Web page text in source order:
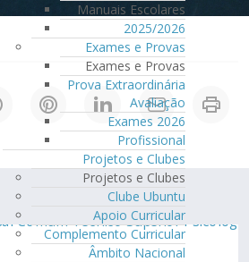
Manuais Escolares
2025/2026
Exames e Provas
Exames e Provas
Prova Extraordinária
Avaliação
Exames 2026
Profissional
Projetos e Clubes
Projetos e Clubes
Clube Ubuntu
Apoio Curricular
Complemento Curricular
Âmbito Nacional